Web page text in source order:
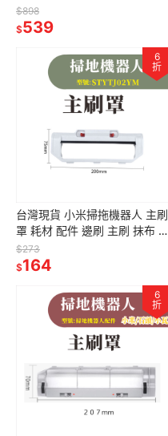
手錶充電板 15W立式手機
$898
$539
6
折
台灣現貨 小米掃拖機器人 主刷
罩 耗材 配件 邊刷 主刷 抹布 水
洗 濾網 主刷罩 虛擬牆
STYTJ02YM
$273
$164
6
折